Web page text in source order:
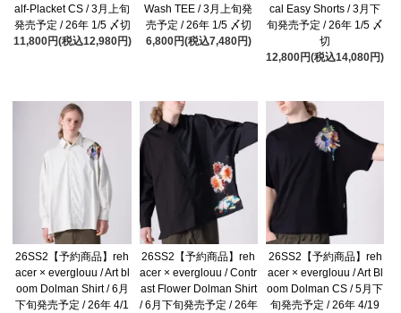
alf-Placket CS / 3月上旬
発売予定 / 26年 1/5 〆切
11,800円(税込12,980円)
Wash TEE / 3月上旬発
売予定 / 26年 1/5 〆切
6,800円(税込7,480円)
cal Easy Shorts / 3月下
旬発売予定 / 26年 1/5 〆
切
12,800円(税込14,080円)
26SS2【予約商品】reh
acer × everglouu / Art bl
oom Dolman Shirt / 6月
下旬発売予定 / 26年 4/1
26SS2【予約商品】reh
acer × everglouu / Contr
ast Flower Dolman Shirt
/ 6月下旬発売予定 / 26年
26SS2【予約商品】reh
acer × everglouu / Art Bl
oom Dolman CS / 5月下
旬発売予定 / 26年 4/19